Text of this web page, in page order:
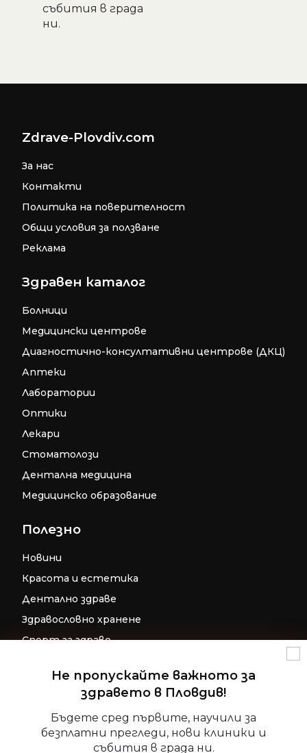
Управление на съгласие
За да осигурим най-добрите изживявания, ние използваме
технологии като бисквитки за съхраняване и/или достъп
Не пропускайте важното за
здравето в Пловдив!
Бъдете сред първите, научили за
безплатни прегледи, нови клиники и
събития в града ни.
събития в града
ни.
Zdrave-Plovdiv.com
За нас
Контакти
Политика на поверителност
Общи условия за ползване
Реклама
Здравен каталог
Болници
Медицински центрове
Диагностично-консултативни центрове (ДКЦ)
Аптеки
Лаборатории
Оптики
Лекари
Стоматолози
Дентална медицина
Медицинско образование
Полезно
Новини
Красота и естетика
Дентално здраве
Здравословно хранене
Спорт за здраве
Репродуктивно здраве
Детско здраве
Допълнителни ресурси за фокус и